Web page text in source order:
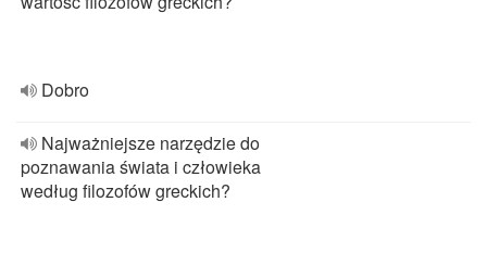
Dobro
Najważniejsze narzędzie do
poznawania świata i człowieka
według filozofów greckich?